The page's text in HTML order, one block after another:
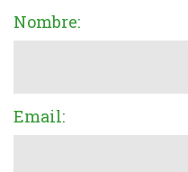
Nombre:
Email: